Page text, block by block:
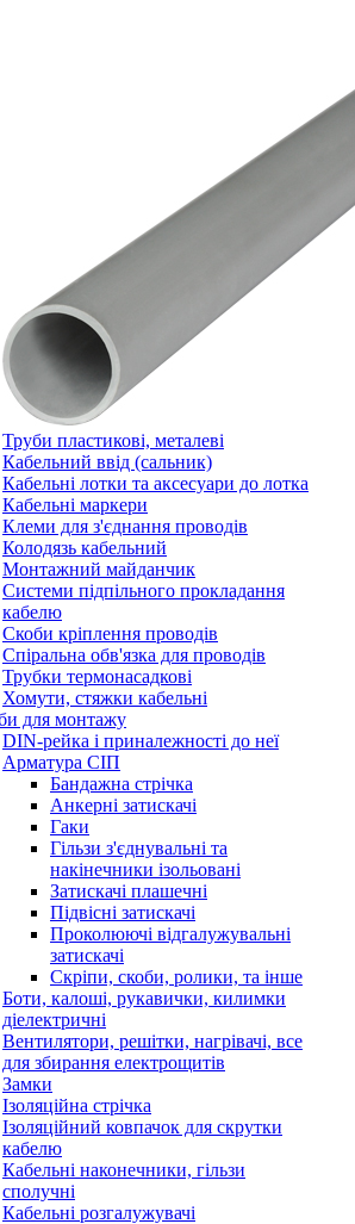
Труби пластикові, металеві
Кабельний ввід (сальник)
Кабельні лотки та аксесуари до лотка
Кабельні маркери
Клеми для з'єднання проводів
Колодязь кабельний
Монтажний майданчик
Системи підпільного прокладання
кабелю
Скоби кріплення проводів
Спіральна обв'язка для проводів
Трубки термонасадкові
Хомути, стяжки кабельні
для монтажу
DIN-рейка і приналежності до неї
Арматура СІП
Бандажна стрічка
Анкерні затискачі
Гаки
Гільзи з'єднувальні та
накінечники ізольовані
Затискачі плашечні
Підвісні затискачі
Проколюючі відгалужувальні
затискачі
Скріпи, скоби, ролики, та інше
Боти, калоші, рукавички, килимки
діелектричні
Вентилятори, решітки, нагрівачі, все
для збирання електрощитів
Замки
Ізоляційна стрічка
Ізоляційний ковпачок для скрутки
кабелю
Кабельні наконечники, гільзи
сполучні
Кабельні розгалужувачі